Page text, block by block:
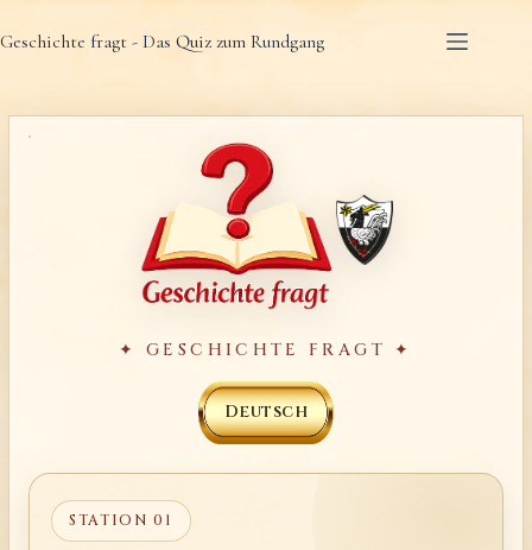
Inhalt
Geschichte fragt - Das Quiz zum Rundgang
✦ GESCHICHTE FRAGT ✦
Deutsch
STATION 01